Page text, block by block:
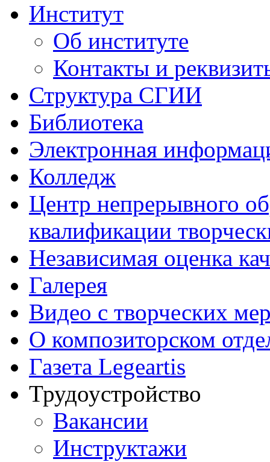
Институт
Об институте
Контакты и
Структура СГИИ
Библиотека
Электронная
Колледж
Центр непрерывного
квалификации
Независимая оценка
Галерея
Видео с творческих
О композиторском
Газета Legeartis
Трудоустройство
Вакансии
Инструктажи